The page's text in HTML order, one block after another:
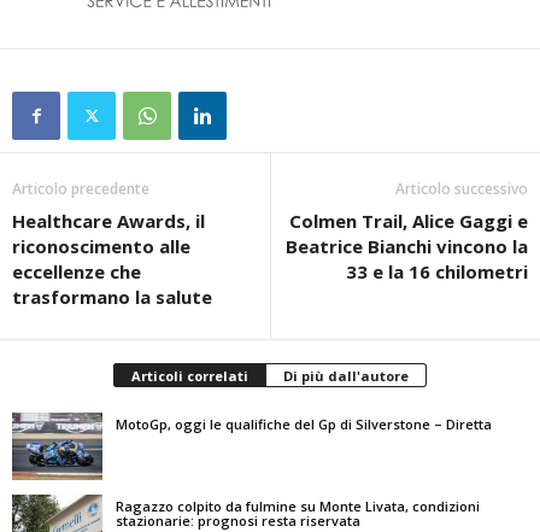
Articolo precedente
Healthcare Awards, il
riconoscimento alle
eccellenze che
trasformano la salute
Articolo successivo
Colmen Trail, Alice Gaggi e
Beatrice Bianchi vincono la
33 e la 16 chilometri
Articoli correlati Di più dall'autore
MotoGp, oggi le qualifiche del Gp di Silverstone – Diretta
Ragazzo colpito da fulmine su Monte Livata, condizioni
stazionarie: prognosi resta riservata